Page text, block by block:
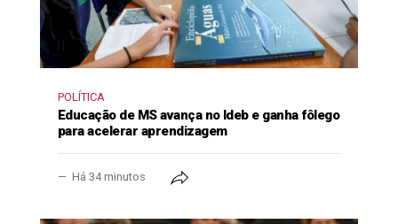
POLÍTICA
Educação de MS avança no Ideb e ganha fôlego
para acelerar aprendizagem
Há 34 minutos